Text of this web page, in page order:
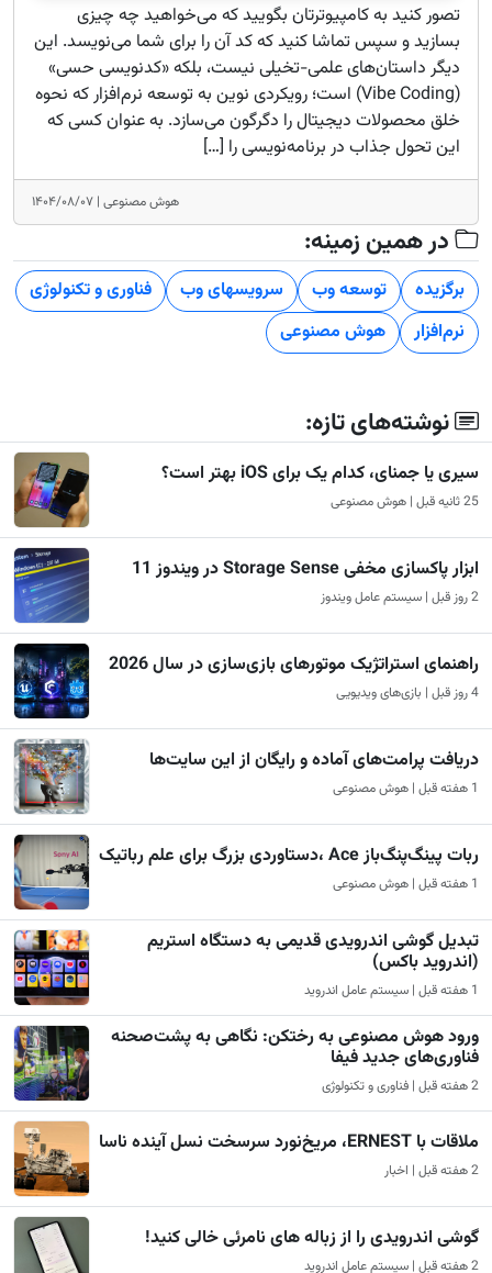
تصور کنید به کامپیوترتان بگویید که می‌خواهید چه چیزی
بسازید و سپس تماشا کنید که کد آن را برای شما می‌نویسد. این
دیگر داستان‌های علمی-تخیلی نیست، بلکه «کدنویسی حسی»
(Vibe Coding) است؛ رویکردی نوین به توسعه نرم‌افزار که نحوه
خلق محصولات دیجیتال را دگرگون می‌سازد. به عنوان کسی که
این تحول جذاب در برنامه‌نویسی را […]
هوش مصنوعی | ۱۴۰۴/۰۸/۰۷
در همین زمینه:
برگزیده توسعه وب سرویسهای وب
فناوری و تکنولوژی
نرم‌افزار
هوش مصنوعی
نوشته‌های تازه:
سیری یا جمنای، کدام یک برای iOS‌ بهتر است؟
25 ثانیه قبل | هوش مصنوعی
ابزار پاکسازی مخفی Storage Sense در ویندوز 11
2 روز قبل | سیستم عامل ویندوز
راهنمای استراتژیک موتورهای بازی‌سازی در سال 2026
4 روز قبل | بازی‌های ویدیویی
دریافت پرامت‌های آماده و رایگان از این سایت‌ها
1 هفته قبل | هوش مصنوعی
ربات پینگ‌پنگ‌باز Ace ،دستاوردی بزرگ برای علم رباتیک
1 هفته قبل | هوش مصنوعی
تبدیل گوشی اندرویدی قدیمی به دستگاه استریم
(اندروید باکس)
1 هفته قبل | سیستم عامل اندروید
ورود هوش مصنوعی به رختکن: نگاهی به پشت‌صحنه
فناوری‌های جدید فیفا
2 هفته قبل | فناوری و تکنولوژی
ملاقات با ERNEST، مریخ‌نورد سرسخت نسل آینده ناسا
2 هفته قبل | اخبار
گوشی اندرویدی را از زباله های نامرئی خالی کنید!
2 هفته قبل | سیستم عامل اندروید